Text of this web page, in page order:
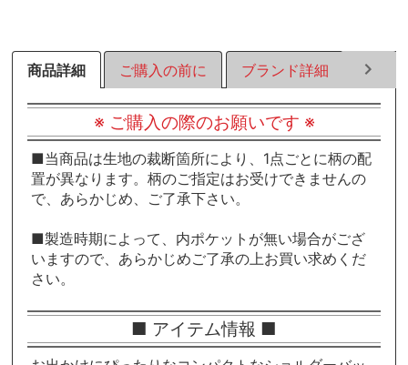
商品詳細 ご購入の前に ブランド詳細 ラッ
※ ご購入の際のお願いです ※
■当商品は生地の裁断箇所により、1点ごとに柄の配
置が異なります。柄のご指定はお受けできませんの
で、あらかじめ、ご了承下さい。
■製造時期によって、内ポケットが無い場合がござ
いますので、あらかじめご了承の上お買い求めくだ
さい。
■ アイテム情報 ■